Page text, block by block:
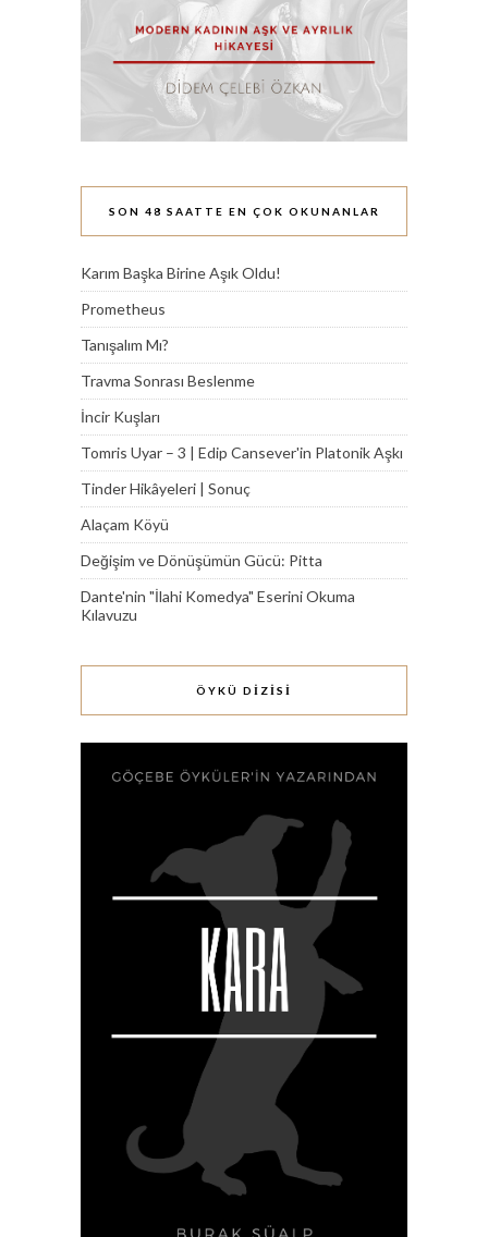
SON 48 SAATTE EN ÇOK OKUNANLAR
Karım Başka Birine Aşık Oldu!
Prometheus
Tanışalım Mı?
Travma Sonrası Beslenme
İncir Kuşları
Tomris Uyar – 3 | Edip Cansever'in Platonik Aşkı
Tinder Hikâyeleri | Sonuç
Alaçam Köyü
Değişim ve Dönüşümün Gücü: Pitta
Dante'nin "İlahi Komedya" Eserini Okuma
Kılavuzu
ÖYKÜ DİZİSİ